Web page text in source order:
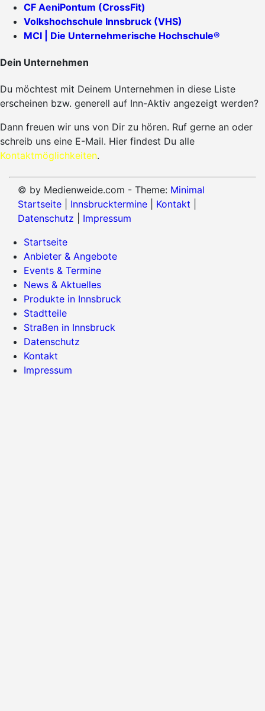
CF AeniPontum (CrossFit)
Volkshochschule Innsbruck (VHS)
MCI | Die Unternehmerische Hochschule®
Dein Unternehmen
Du möchtest mit Deinem Unternehmen in diese Liste
erscheinen bzw. generell auf Inn-Aktiv angezeigt werden?
Dann freuen wir uns von Dir zu hören. Ruf gerne an oder
schreib uns eine E-Mail. Hier findest Du alle
Kontaktmöglichkeiten.
© by Medienweide.com - Theme: Minimal
Startseite
Innsbrucktermine Kontakt
Datenschutz
Impressum
Startseite
Anbieter & Angebote
Events & Termine
News & Aktuelles
Produkte in Innsbruck
Stadtteile
Straßen in Innsbruck
Datenschutz
Kontakt
Impressum